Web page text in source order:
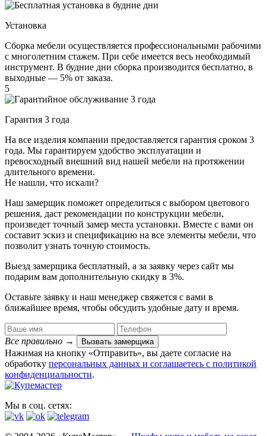
Установка
Сборка мебели осуществляется профессиональными рабочими
с многолетним стажем. При себе имеется весь необходимый
инструмент. В будние дни сборка производится бесплатно, в
выходные — 5% от заказа.
5
Гарантия 3 года
На все изделия компании предоставляется гарантия сроком 3
года. Мы гарантируем удобство эксплуатации и
превосходный внешний вид нашей мебели на протяжении
длительного времени.
Не нашли, что искали?
Наш замерщик поможет определиться с выбором цветового
решения, даст рекомендации по конструкции мебели,
произведет точный замер места установки. Вместе с вами он
составит эскиз и спецификацию на все элементы мебели, что
позволит узнать точную стоимость.
Выезд замерщика бесплатный, а за заявку через сайт мы
подарим вам дополнительную скидку в 3%.
Оставьте заявку и наш менеджер свяжется с вами в
ближайшее время, чтобы обсудить удобные дату и время.
Все правильно → Вызвать замерщика
Нажимая на кнопку «Отправить», вы даете согласие на
обработку персональных данных​ и соглашаетесь c политикой
конфиденциальности.
Мы в соц. сетях: